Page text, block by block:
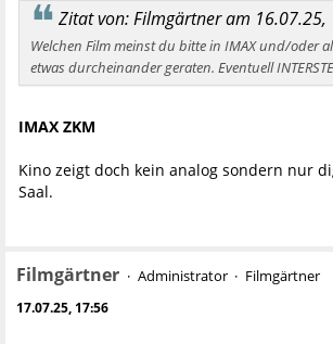
Zitat von: Filmgärtner am 16.07.25,
Welchen Film meinst du bitte in IMAX und/oder
etwas durcheinander geraten. Eventuell
IMAX ZKM
Kino zeigt doch kein analog sondern nur
Saal.
Filmgärtner Administrator Filmgärtner
17.07.25, 17:56